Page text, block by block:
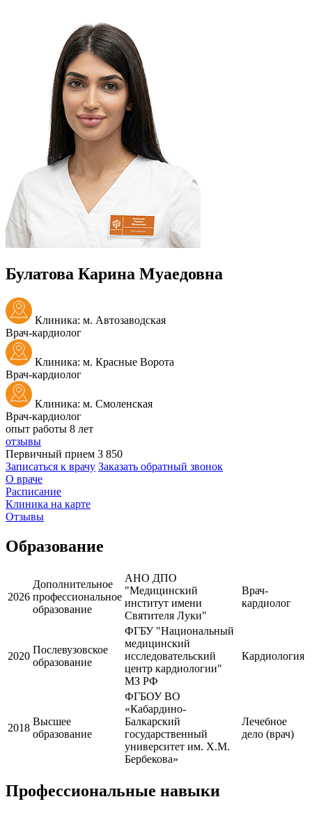
Булатова Карина Муаедовна
Клиника: м. Автозаводская
Врач-кардиолог
Клиника: м. Красные Ворота
Врач-кардиолог
Клиника: м. Смоленская
Врач-кардиолог
опыт работы 8 лет
отзывы
Первичный прием 3 850
Записаться к врачу Заказать обратный звонок
О враче
Расписание
Клиника на карте
Отзывы
Образование
2026
Дополнительное
профессиональное
образование
АНО ДПО
"Медицинский
институт имени
Святителя Луки"
Врач-
кардиолог
2020
Послевузовское
образование
ФГБУ "Национальный
медицинский
исследовательский
центр кардиологии"
МЗ РФ
Кардиология
2018
Высшее
образование
ФГБОУ ВО
«Кабардино-
Балкарский
государственный
университет им. Х.М.
Бербекова»
Лечебное
дело (врач)
Профессиональные навыки